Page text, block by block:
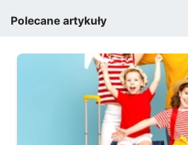
Polecane artykuły